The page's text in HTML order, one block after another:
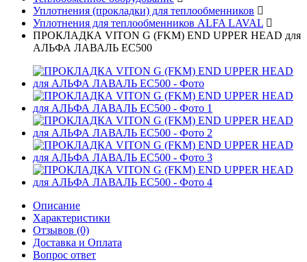
Уплотнения (прокладки) для теплообменников
Уплотнения для теплообменников ALFA LAVAL
ПРОКЛАДКА VITON G (FKM) END UPPER HEAD для
АЛЬФА ЛАВАЛЬ EC500
Описание
Характеристики
Отзывов (0)
Доставка и Оплата
Вопрос ответ